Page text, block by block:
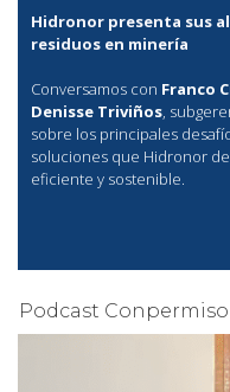
Hidronor presenta sus
residuos en minería
Conversamos con Franco
Denisse Triviños,
sobre los principales
soluciones que Hidronor
eficiente y sostenible.
Podcast